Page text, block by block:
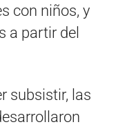
con niños, y
a partir del
subsistir, las